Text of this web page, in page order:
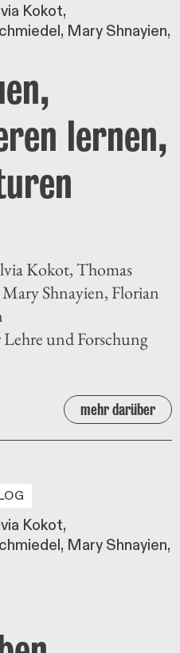
Kokot
Mary Shnayien
lernen,
Kokot, Thomas
Shnayien, Florian
und Forschung
mehr darüber
Kokot
Mary Shnayien